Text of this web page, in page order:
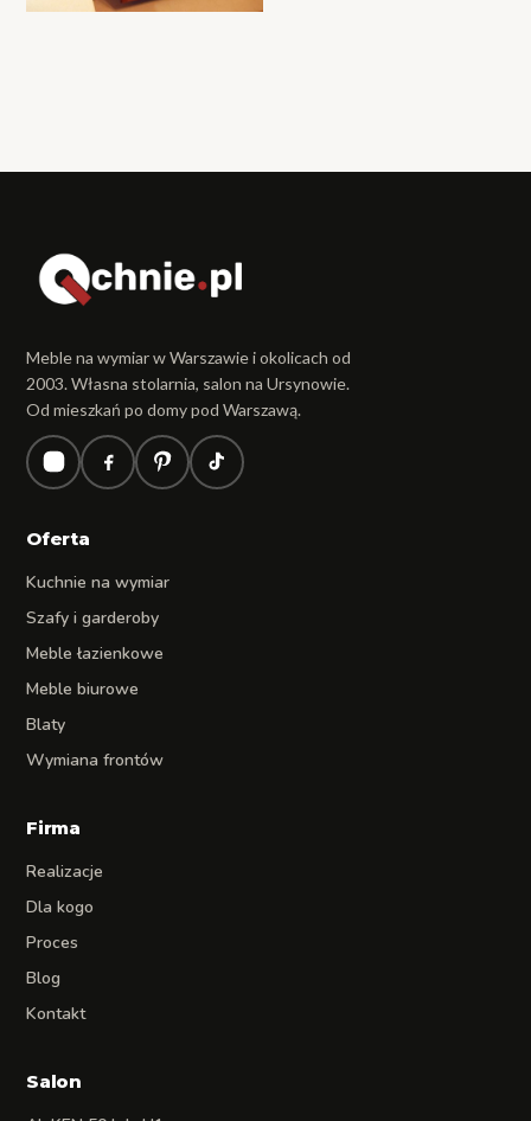
Meble na wymiar w Warszawie i okolicach od
2003. Własna stolarnia, salon na Ursynowie.
Od mieszkań po domy pod Warszawą.
Oferta
Kuchnie na wymiar
Szafy i garderoby
Meble łazienkowe
Meble biurowe
Blaty
Wymiana frontów
Firma
Realizacje
Dla kogo
Proces
Blog
Kontakt
Salon